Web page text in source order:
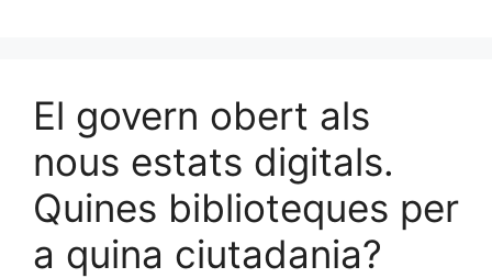
El govern obert als
nous estats digitals.
Quines biblioteques per
a quina ciutadania?